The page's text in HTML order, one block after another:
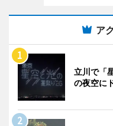
ア
立川で「
の夜空に